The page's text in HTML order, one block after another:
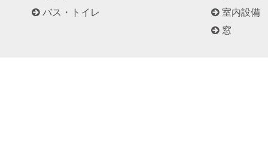
バス・トイレ
室内設備
窓